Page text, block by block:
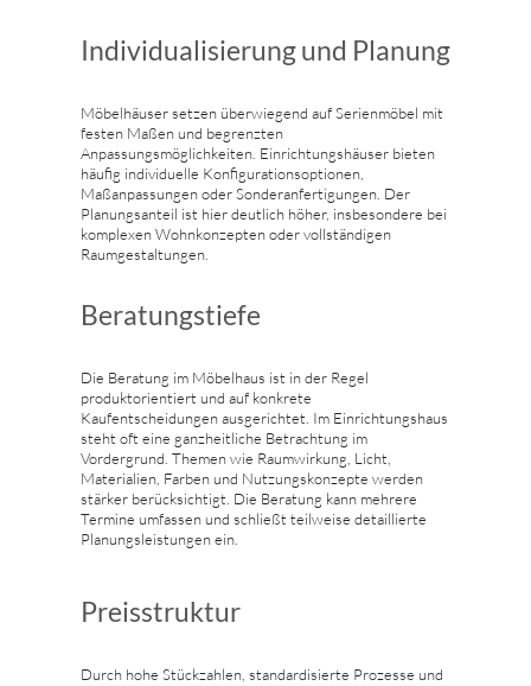
Individualisierung und Planung
Möbelhäuser setzen überwiegend auf Serienmöbel mit
festen Maßen und begrenzten
Anpassungsmöglichkeiten. Einrichtungshäuser bieten
häufig individuelle Konfigurationsoptionen,
Maßanpassungen oder Sonderanfertigungen. Der
Planungsanteil ist hier deutlich höher, insbesondere bei
komplexen Wohnkonzepten oder vollständigen
Raumgestaltungen.
Beratungstiefe
Die Beratung im Möbelhaus ist in der Regel
produktorientiert und auf konkrete
Kaufentscheidungen ausgerichtet. Im Einrichtungshaus
steht oft eine ganzheitliche Betrachtung im
Vordergrund. Themen wie Raumwirkung, Licht,
Materialien, Farben und Nutzungskonzepte werden
stärker berücksichtigt. Die Beratung kann mehrere
Termine umfassen und schließt teilweise detaillierte
Planungsleistungen ein.
Preisstruktur
Durch hohe Stückzahlen, standardisierte Prozesse und